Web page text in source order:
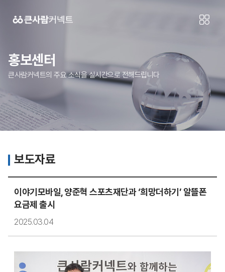
홍보센터
큰사람커넥트의 주요 소식을 실시간으로 전해드립니다
보도자료
이야기모바일, 양준혁 스포츠재단과 ‘희망더하기’ 알뜰폰
요금제 출시
2025.03.04